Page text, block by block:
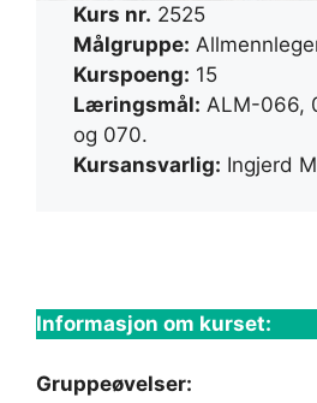
Kurs nr. 2525
Målgruppe:
Kurspoeng: 15
Læringsmål: ALM-066,
og 070.
Kursansvarlig: Ingjerd
Informasjon om kurset:
Gruppeøvelser: